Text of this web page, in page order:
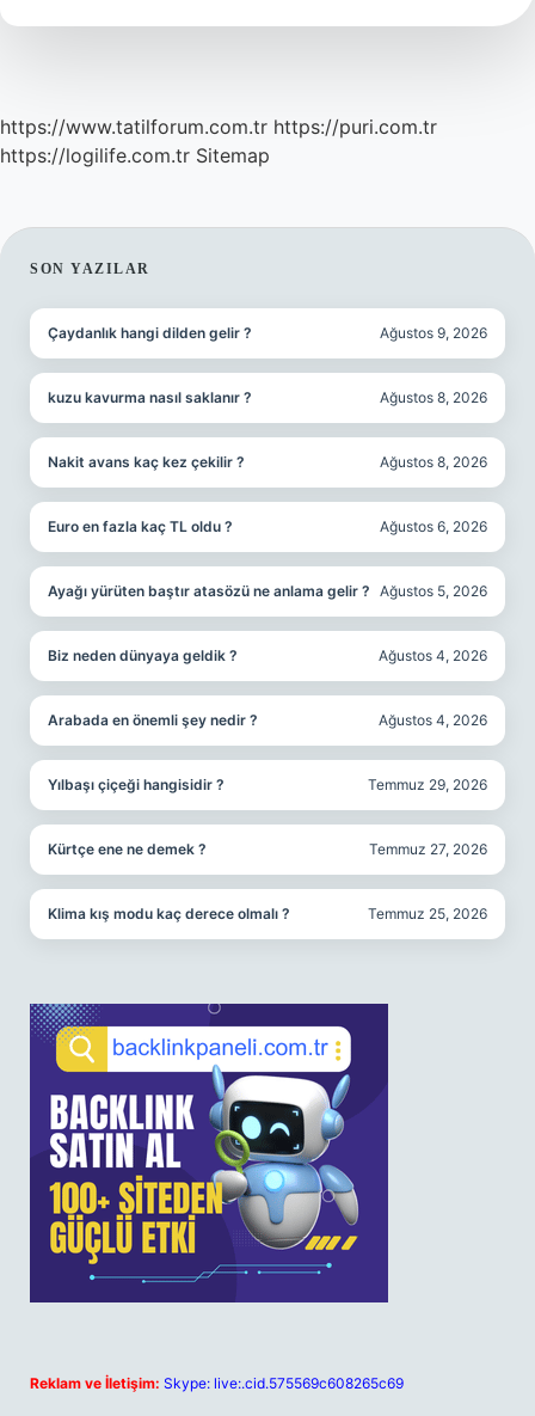
https://www.tatilforum.com.tr https://puri.com.tr
https://logilife.com.tr Sitemap
SIDEBAR
SON YAZILAR
Çaydanlık hangi dilden gelir ? Ağustos 9, 2026
kuzu kavurma nasıl saklanır ? Ağustos 8, 2026
Nakit avans kaç kez çekilir ? Ağustos 8, 2026
Euro en fazla kaç TL oldu ? Ağustos 6, 2026
Ayağı yürüten baştır atasözü ne anlama gelir ? Ağustos 5, 2026
Biz neden dünyaya geldik ? Ağustos 4, 2026
Arabada en önemli şey nedir ? Ağustos 4, 2026
Yılbaşı çiçeği hangisidir ? Temmuz 29, 2026
Kürtçe ene ne demek ? Temmuz 27, 2026
Klima kış modu kaç derece olmalı ? Temmuz 25, 2026
Reklam ve İletişim: Skype: live:.cid.575569c608265c69